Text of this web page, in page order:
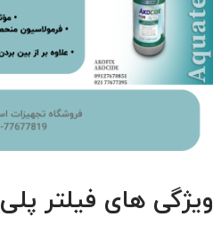
ویژگی های فیلتر پلی